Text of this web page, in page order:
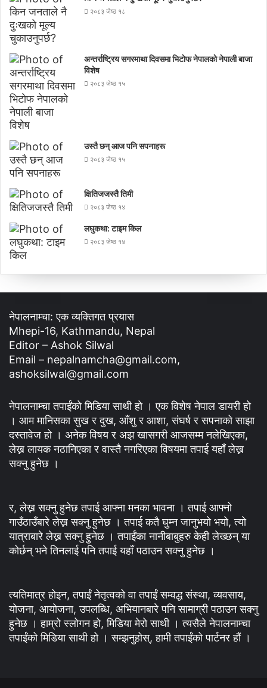
२०८३ जेष्ठ १८
अन्तर्राष्ट्रिय सगरमाथा दिवसमा भिटाेफ नेपालकाे नेपाली बाजा
विशेष
२०८३ जेष्ठ १५
उस्तै छन् आज पनि सपनाहरू
२०८३ जेष्ठ १५
क्षितिजजस्तै तिमी
२०८३ जेष्ठ १४
लघुकथा: टाइम किल
२०८३ जेष्ठ १४
नेपालनाम्चा: एक व्यक्तिगत प्रयास
Mhepi-16, Kathmandu, Nepal
Editor – Ashok Silwal
Email – nepalnamcha@gmail.com,
ashoksilwal@gmail.com
नेपालनाम्चा तपाईंको मिडिया साथी हो । एक विशेष नेपाल डायरी हो
। आम मानिसका सुख र दुख, आँशु र आशा, संघर्ष र सपनाको साझा
दस्तावेज हो । अनेक विषय र अझ खासगरी आजसम्म नलेखिएका,
लेख्न लायक नठानिएका र वास्तै नगरिएका विषयमा तपाई यहाँ लेख्न
सक्नु हुनेछ ।
र, लेख्न सक्नु हुनेछ तपाई आफ्ना मनका भावना । तपाई आफ्नो
गाउँठाउँबारे लेख्न सक्नु हुनेछ । तपाई कतै घुम्न जानुभयो भयो, त्यो
यात्राबारे लेख्न सक्नु हुनेछ । तपाईंका नानीबाबुहरु केही लेख्छन् या
कोर्छन् भने तिनलाई पनि तपाई यहाँ पठाउन सक्नु हुनेछ ।
त्यतिमात्र होइन, तपाईं नेतृत्वको वा तपाईं सम्वद्ध संस्था, व्यवसाय,
योजना, आयोजना, उपलब्धि, अभियानबारे पनि सामाग्री पठाउन सक्नु
हुनेछ । हाम्रो स्लोगन हो, मिडिया मेरो साथी । त्यसैले नेपालनाम्चा
तपाईंको मिडिया साथी हो । सम्झनुहोस्, हामी तपाईंको पार्टनर हौं ।